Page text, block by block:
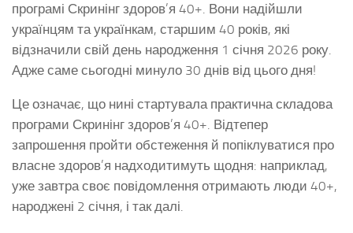
програмі Скринінг здоров’я 40+. Вони надійшли
українцям та українкам, старшим 40 років, які
відзначили свій день народження 1 січня 2026 року.
Адже саме сьогодні минуло 30 днів від цього дня!
Це означає, що нині стартувала практична складова
програми Скринінг здоров’я 40+. Відтепер
запрошення пройти обстеження й попіклуватися про
власне здоров’я надходитимуть щодня: наприклад,
уже завтра своє повідомлення отримають люди 40+,
народжені 2 січня, і так далі.